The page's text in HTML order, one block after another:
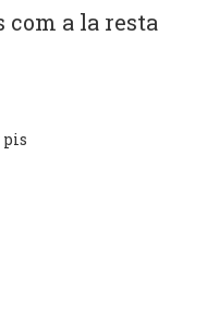
a la resta
pis